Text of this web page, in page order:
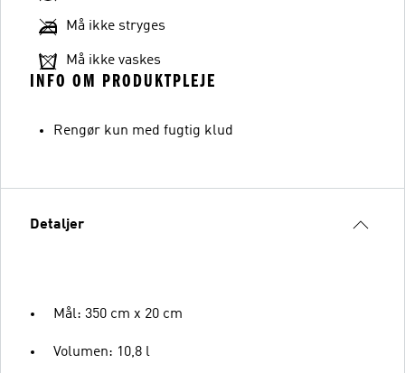
Må ikke stryges
Må ikke vaskes
INFO OM PRODUKTPLEJE
Rengør kun med fugtig klud
Detaljer
Mål: 350 cm x 20 cm
Volumen: 10,8 l